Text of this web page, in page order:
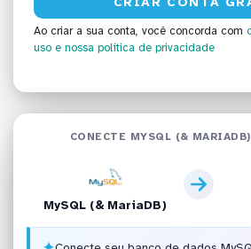
Ao criar a sua conta, você concorda com
uso e nossa política de privacidade
CONECTE MYSQL (&
MySQL (& MariaDB)